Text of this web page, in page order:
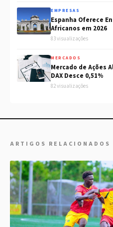
EMPRESAS
Espanha Oferece
Africanos em 2026
83 visualizações
MERCADOS
Mercado de Ações
DAX Desce 0,51%
82 visualizações
ARTIGOS RELACIONADOS